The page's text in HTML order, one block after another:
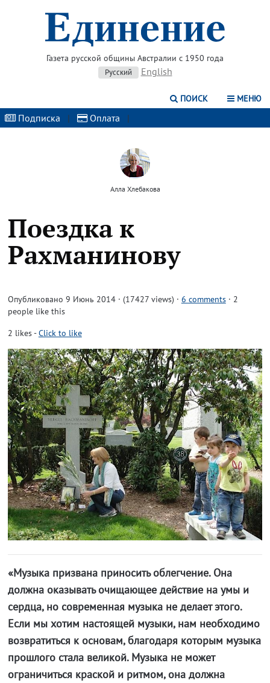
Газета русской общины Австралии с 1950 года
Русский English
ПОИСК МЕНЮ
Подписка | Оплата |
Алла Хлебакова
Поездка к
Рахманинову
Опубликовано 9 Июнь 2014 · (17427 views) · 6 comments · 2
people like this
2 likes-Click to like
«Музыка призвана приносить облегчение. Она
должна оказывать очищающее действие на умы и
сердца, но современная музыка не делает этого.
Если мы хотим настоящей музыки, нам необходимо
возвратиться к основам, благодаря которым музыка
прошлого стала великой. Музыка не может
ограничиться краской и ритмом, она должна